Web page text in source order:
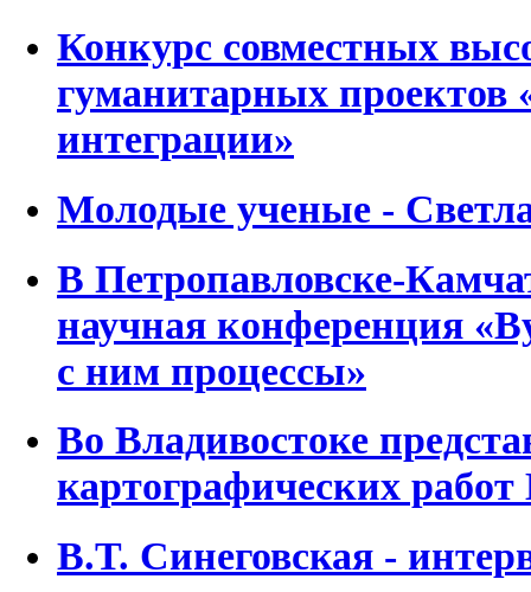
Конкурс совместных
гуманитарных
интеграции»
Молодые ученые -
В Петропавловске-
научная конференция
с ним процессы»
Во Владивостоке
картографических
В.Т. Синеговская -